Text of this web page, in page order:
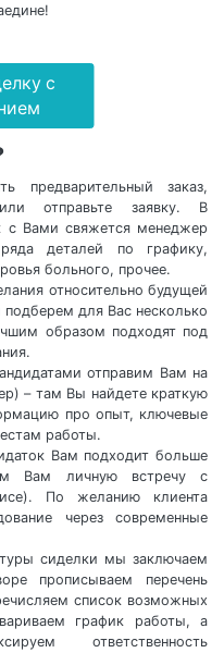
с
предварительный заказ,
отправьте заявку. В
с Вами свяжется менеджер
деталей по графику,
больного, прочее.
относительно будущей
для Вас несколько
образом подходят под
отправим Вам на
– там Вы найдете краткую
про опыт, ключевые
работы.
Вам подходит больше
Вам личную встречу с
По желанию клиента
через современные
сиделки мы заключаем
прописываем перечень
список возможных
график работы, а
ответственность